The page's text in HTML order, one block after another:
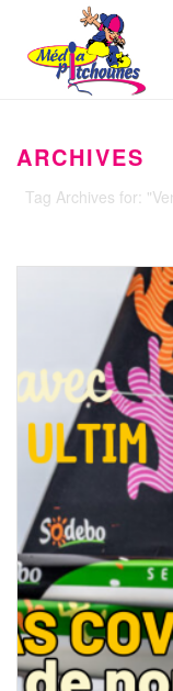
ARCHIVES
Tag Archives for: